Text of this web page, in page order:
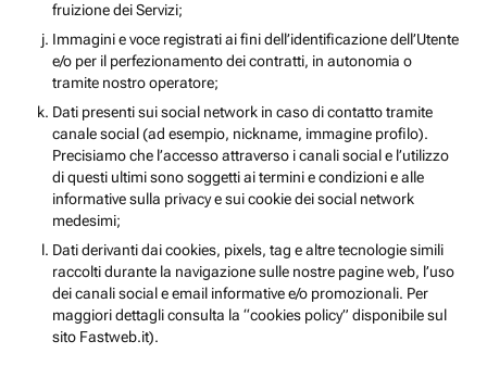
fruizione dei Servizi;
Immagini e voce registrati ai fini dell’identificazione dell’Utente
e/o per il perfezionamento dei contratti, in autonomia o
tramite nostro operatore;
Dati presenti sui social network in caso di contatto tramite
canale social (ad esempio, nickname, immagine profilo).
Precisiamo che l’accesso attraverso i canali social e l’utilizzo
di questi ultimi sono soggetti ai termini e condizioni e alle
informative sulla privacy e sui cookie dei social network
medesimi;
Dati derivanti dai cookies, pixels, tag e altre tecnologie simili
raccolti durante la navigazione sulle nostre pagine web, l’uso
dei canali social e email informative e/o promozionali. Per
maggiori dettagli consulta la “cookies policy” disponibile sul
sito Fastweb.it).